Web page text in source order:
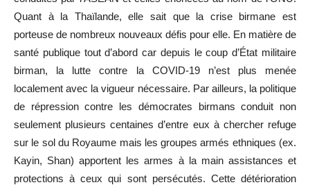
Quant à la Thaïlande, elle sait que la crise birmane est
porteuse de nombreux nouveaux défis pour elle. En matière de
santé publique tout d’abord car depuis le coup d’État militaire
birman, la lutte contre la COVID-19 n’est plus menée
localement avec la vigueur nécessaire. Par ailleurs, la politique
de répression contre les démocrates birmans conduit non
seulement plusieurs centaines d’entre eux à chercher refuge
sur le sol du Royaume mais les groupes armés ethniques (ex.
Kayin, Shan) apportent les armes à la main assistances et
protections à ceux qui sont persécutés. Cette détérioration